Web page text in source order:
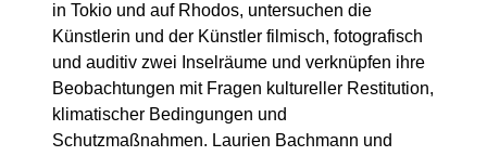
in Tokio und auf Rhodos, untersuchen die
Künstlerin und der Künstler filmisch, fotografisch
und auditiv zwei Inselräume und verknüpfen ihre
Beobachtungen mit Fragen kultureller Restitution,
klimatischer Bedingungen und
Schutzmaßnahmen. Laurien Bachmann und